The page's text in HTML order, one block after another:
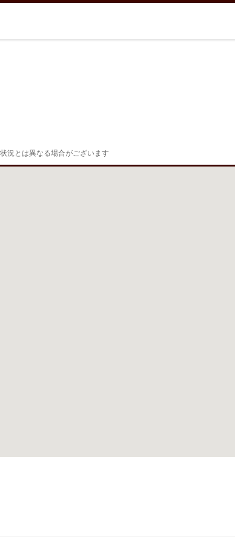
況とは異なる場合がございます